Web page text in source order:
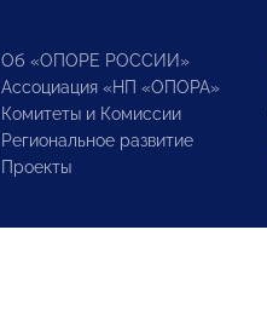
Об «ОПОРЕ РОССИИ»
Ассоциация «НП «ОПОРА»
Комитеты и Комиссии
Региональное развитие
Проекты